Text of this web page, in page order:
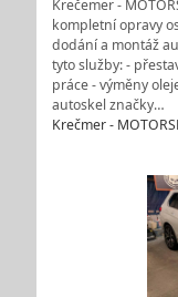
Krečemer -
kompletní opravy
dodání a montáž
tyto služby: -
práce - výměny
autoskel značky…
Krečmer -